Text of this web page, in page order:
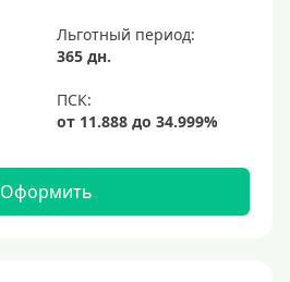
Льготный период:
365 дн.
Оформить